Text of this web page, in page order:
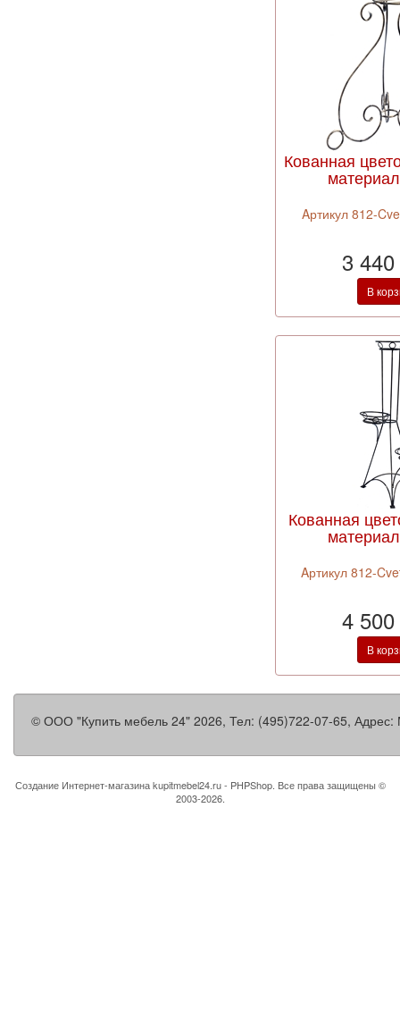
Кованная
Aртикул 812-
3
В
Кованная
Aртикул 812-
4
В
© ООО "Купить мебель 24" 2026, Тел: (495)722-07-65, Адрес:
Создание Интернет-магазинаkupitmebel24.ru - PHPShop. Все права защищены ©
2003-2026.